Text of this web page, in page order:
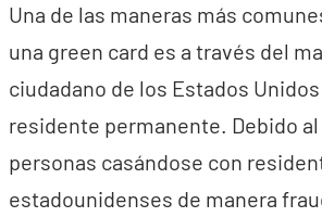
Una de las maneras más
una green card es a través del
ciudadano de los Estados
residente permanente. Debido
personas casándose con
estadounidenses de manera